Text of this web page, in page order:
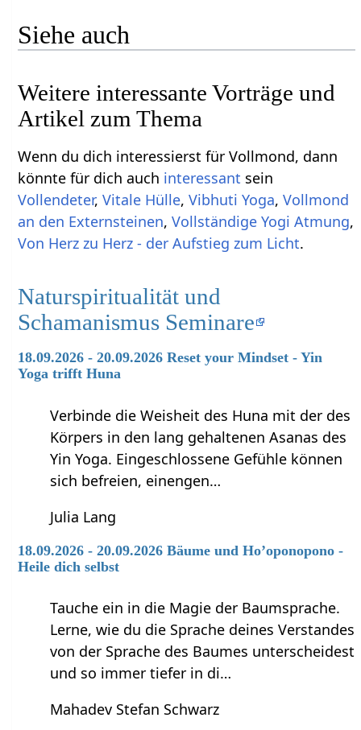
Siehe auch
Weitere interessante Vorträge und
Artikel zum Thema
Wenn du dich interessierst für Vollmond, dann
könnte für dich auch interessant sein
Vollendeter,Vitale Hülle,Vibhuti Yoga,Vollmond
an den Externsteinen,Vollständige Yogi Atmung,
Von Herz zu Herz - der Aufstieg zum Licht.
Naturspiritualität und
Schamanismus Seminare
18.09.2026 - 20.09.2026 Reset your Mindset - Yin
Yoga trifft Huna
Verbinde die Weisheit des Huna mit der des
Körpers in den lang gehaltenen Asanas des
Yin Yoga. Eingeschlossene Gefühle können
sich befreien, einengen…
Julia Lang
18.09.2026 - 20.09.2026 Bäume und Ho’oponopono -
Heile dich selbst
Tauche ein in die Magie der Baumsprache.
Lerne, wie du die Sprache deines Verstandes
von der Sprache des Baumes unterscheidest
und so immer tiefer in di…
Mahadev Stefan Schwarz